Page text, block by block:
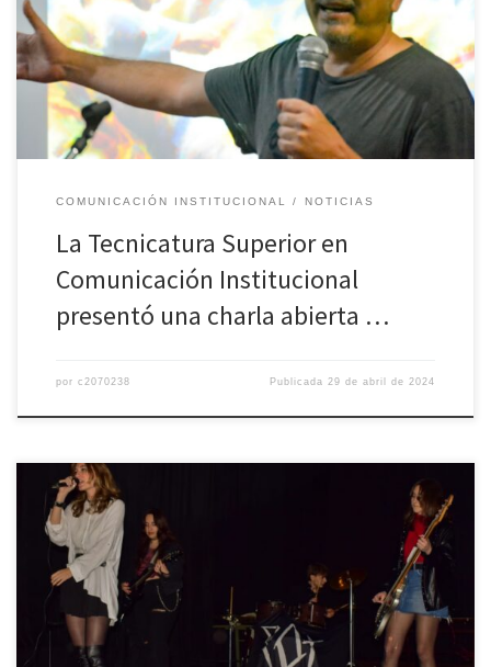
analista de datos y fundador de misionesonline.net brindó al
público general y a los estudiantes de la Tecnicatura Superior una
charla abierta sobre La Comunicación Institucional en la Era de la
[…]
COMUNICACIÓN INSTITUCIONAL NOTICIAS
La Tecnicatura Superior en
Comunicación Institucional
presentó una charla abierta …
por c2070238 Publicada29 de abril de 2024
<<La música es el arte más directo, entra por el oído y va al
corazón.» Astor Piazzolla. Felicitamos a la banda Rot Alone por la
calidad y calidez en su presentación. Es un orgullo para nosotros
encontrarlos siguiendo sus sueños. #elbachi Locus ubi cor est